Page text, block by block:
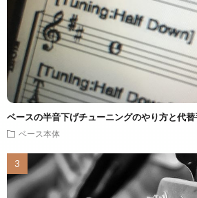
ベースの半音下げチューニングのやり方と代替
ベース本体